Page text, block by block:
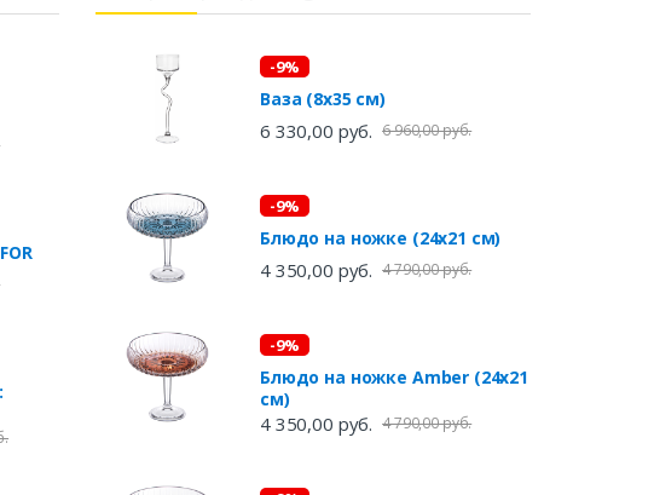
и салфетки EFOR
-9%
Ваза (8х35 см)
6 330,00 руб. 6 960,00 руб.
-9%
Блюдо на ножке (24х21 см)
4 350,00 руб. 4 790,00 руб.
-9%
Блюдо на ножке Amber (24х21
см)
4 350,00 руб. 4 790,00 руб.